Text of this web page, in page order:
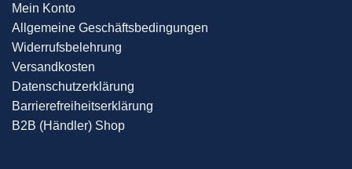
Mein Konto
Allgemeine Geschäftsbedingungen
Widerrufsbelehrung
Versandkosten
Datenschutzerklärung
Barrierefreiheitserklärung
B2B (Händler) Shop